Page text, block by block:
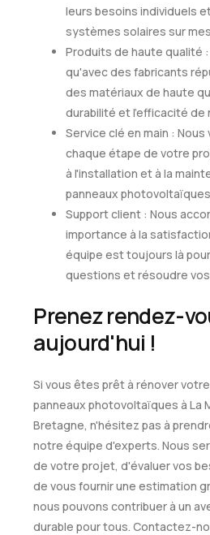
leurs besoins individuels
systèmes solaires sur
Produits de haute qualité
qu'avec des fabricants
des matériaux de haute
durabilité et l'efficacité de
Service clé en main :
chaque étape de votre
à l'installation et à la
panneaux
Support client : Nous
importance à la
équipe est toujours là
questions et résoudre
Prenez rendez-
aujourd'hui !
Si vous êtes prêt à rénover
panneaux photovoltaïques à La
Bretagne, n'hésitez pas à
notre équipe d'experts. Nous
de votre projet, d'évaluer vos
de vous fournir une estimation
nous pouvons contribuer à un
durable pour tous. Contactez-